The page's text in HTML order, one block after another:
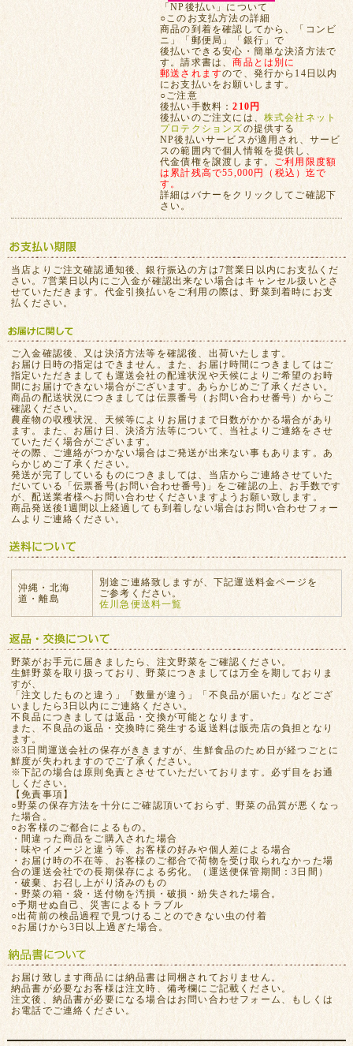
「NP後払い」について
○このお支払方法の詳細
商品の到着を確認してから、「コンビ
ニ」「郵便局」「銀行」で
後払いできる安心・簡単な決済方法で
す。請求書は、商品とは別に
郵送されますので、発行から14日以内
にお支払いをお願いします。
○ご注意
後払い手数料：210円
後払いのご注文には、 株式会社ネット
プロテクションズの提供する
NP後払いサービスが適用され、サービ
スの範囲内で個人情報を提供し、
代金債権を譲渡します。 ご利用限度額
は累計残高で55,000円（税込）迄で
す。
詳細はバナーをクリックしてご確認下
さい。
当店よりご注文確認通知後、銀行振込の方は7営業日以内にお支払くだ
さい。7営業日以内にご入金が確認出来ない場合はキャンセル扱いとさ
せていただきます。代金引換払いをご利用の際は、野菜到着時にお支
払ください。
ご入金確認後、又は決済方法等を確認後、出荷いたします。
お届け日時の指定はできません。また、お届け時間につきましてはご
指定いただきましても運送会社の配達状況や天候によりご希望のお時
間にお届けできない場合がございます。あらかじめご了承ください。
商品の配送状況につきましては伝票番号（お問い合わせ番号）からご
確認ください。
農産物の収穫状況、天候等によりお届けまで日数がかかる場合があり
ます。また、お届け日、決済方法等について、当社よりご連絡をさせ
ていただく場合がございます。
その際、ご連絡がつかない場合はご発送が出来ない事もあります。あ
らかじめご了承ください。
発送が完了しているものにつきましては、当店からご連絡させていた
だいている「伝票番号(お問い合わせ番号)」をご確認の上、お手数です
が、配送業者様へお問い合わせくださいますようお願い致します。
商品発送後1週間以上経過しても到着しない場合はお問い合わせフォー
ムよりご連絡ください。
沖縄・北海
道・離島
別途ご連絡致しますが、下記運送料金ページを
ご参考ください。
佐川急便送料一覧
野菜がお手元に届きましたら、注文野菜をご確認ください。
生鮮野菜を取り扱っており、野菜につきましては万全を期しておりま
すが、
「注文したものと違う」「数量が違う」「不良品が届いた」などござ
いましたら3日以内にご連絡ください。
不良品につきましては返品・交換が可能となります。
また、不良品の返品・交換時に発生する返送料は販売店の負担となり
ます。
※3日間運送会社の保存がききますが、生鮮食品のため日が経つごとに
鮮度が失われますのでご了承ください。
※下記の場合は原則免責とさせていただいております。必ず目をお通
しください。
【免責事項】
○野菜の保存方法を十分にご確認頂いておらず、野菜の品質が悪くなっ
た場合。
○お客様のご都合によるもの。
・間違った商品をご購入された場合
・味やイメージと違う等、お客様の好みや個人差による場合
・お届け時の不在等、お客様のご都合で荷物を受け取られなかった場
合の運送会社での長期保存による劣化。（運送便保管期間：3日間）
・破棄、お召し上がり済みのもの
・野菜の箱・袋・送付物を汚損・破損・紛失された場合。
○予期せぬ自己、災害によるトラブル
○出荷前の検品過程で見つけることのできない虫の付着
○お届けから3日以上過ぎた場合。
お届け致します商品には納品書は同梱されておりません。
納品書が必要なお客様は注文時、備考欄にご記載ください。
注文後、納品書が必要になる場合はお問い合わせフォーム、もしくは
お電話でご連絡ください。